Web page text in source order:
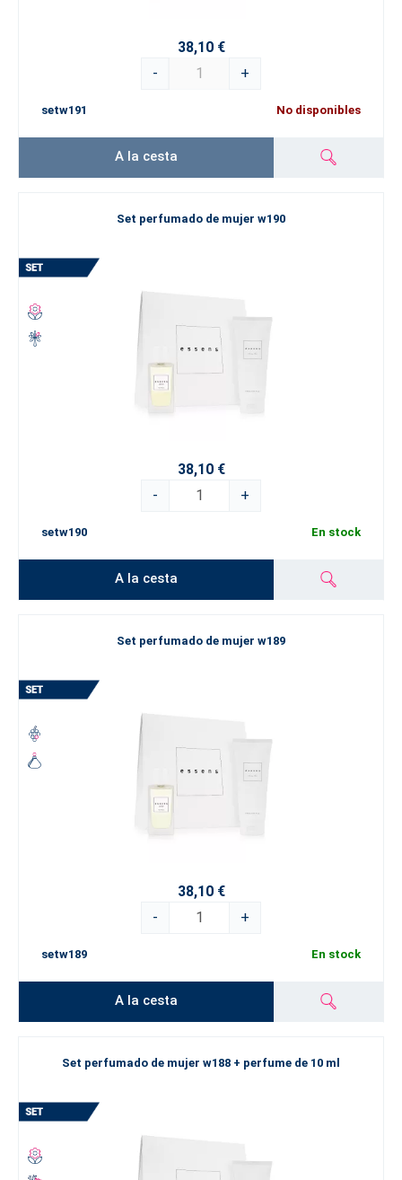
38,10 €
-
+
setw191 No disponibles
A la cesta
Set perfumado de mujer w190
38,10 €
-
+
setw190 En stock
A la cesta
Set perfumado de mujer w189
38,10 €
-
+
setw189 En stock
A la cesta
Set perfumado de mujer w188 + perfume de 10 ml